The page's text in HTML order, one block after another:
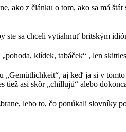
ako z článku o tom, ako sa má
ste sa chceli vytiahnuť britským
klídek, tabáček“ , len
aj keď ja si v
tiež asi skôr „chillujú“ alebo
lebo to, čo ponúkali slovníky